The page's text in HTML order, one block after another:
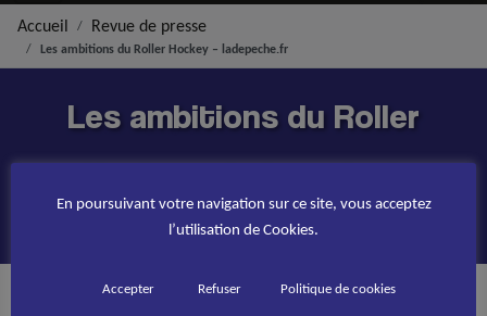
Accueil Revue de presse
Les ambitions du Roller Hockey – ladepeche.fr
Les ambitions du Roller
Hockey – ladepeche.fr
PUBLIÉ LE3 NOVEMBRE 2016
En poursuivant votre navigation sur ce site, vous acceptez
l’utilisation de Cookies.
Accepter Refuser Politique de cookies